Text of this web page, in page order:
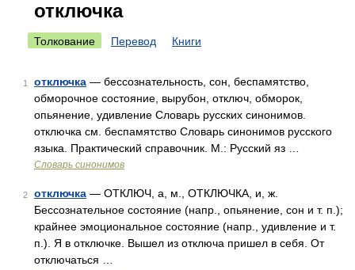
отключка
Толкование Перевод Книги
1 отключка — бессознательность, сон, беспамятство,
обморочное состояние, вырубон, отключ, обморок,
опьянение, удивление Словарь русских синонимов.
отключка см. беспамятство Словарь синонимов русского
языка. Практический справочник. М.: Русский яз …
Словарь синонимов
2 отключка — ОТКЛЮЧ, а, м., ОТКЛЮЧКА, и, ж.
Бессознательное состояние (напр., опьянение, сон и т. п.);
крайнее эмоциональное состояние (напр., удивление и т.
п.). Я в отключке. Вышел из отключа пришел в себя. От
отключаться …